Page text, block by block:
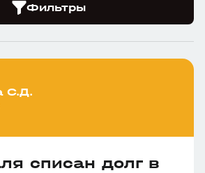
Фильтры
С.Д.
списан долг в